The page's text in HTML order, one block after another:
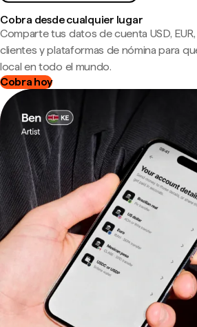
Cobra desde cualquier lugar
Comparte tus datos de cuenta USD,
clientes y plataformas de nómina para
local en todo el mundo.
Cobra hoy